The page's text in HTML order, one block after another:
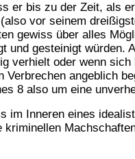
er bis zu der Zeit, als
vor seinem
gewiss über alles
und gesteinigt
verhielt oder wenn
angeblich
8 also um eine
Inneren eines